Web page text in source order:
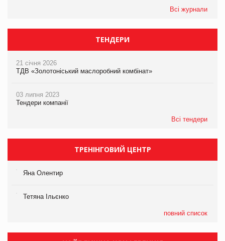
Всі журнали
ТЕНДЕРИ
21 січня 2026
ТДВ «Золотоніський маслоробний комбінат»
03 липня 2023
Тендери компанії
Всі тендери
ТРЕНІНГОВИЙ ЦЕНТР
Яна Олентир
Тетяна Ільєнко
повний список